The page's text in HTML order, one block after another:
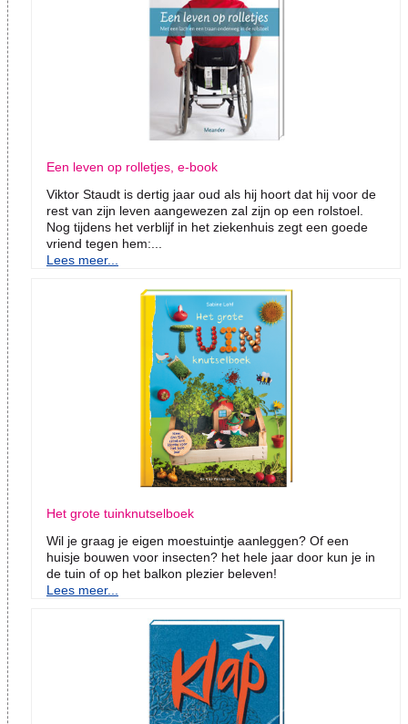
Een leven op rolletjes, e-book
Viktor Staudt is dertig jaar oud als hij hoort dat hij voor de
rest van zijn leven aangewezen zal zijn op een rolstoel.
Nog tijdens het verblijf in het ziekenhuis zegt een goede
vriend tegen hem:...
Lees meer...
Het grote tuinknutselboek
Wil je graag je eigen moestuintje aanleggen? Of een
huisje bouwen voor insecten? het hele jaar door kun je in
de tuin of op het balkon plezier beleven!
Lees meer...